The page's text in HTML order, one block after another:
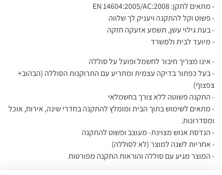
- מתאים לתקן: EN 14604:2005/AC:2008
- פשוט וקל להתקנה ויעניק לך שלווה
- בעת גילוי עשן, תשמע אזעקה חזקה
- מיועד לבית ולמשרד
- אינו מצריך חיבור לחשמל ופועל על סוללה
- בעל כפתור בדיקה עצמית ומתריע עם התרוקנות הסוללה (הבהוב+
צפצוף)
- התקנה פשוטה ללא צורך בחשמלאי
- מתאים לשימוש בתוך הבית ומומלץ להתקנה בחדרי שינה, אירוח, אוכל
ומסדרונות.
- הנדסת אנוש מצוינת- מעוצב ופשוט להתקנה
- אחריות לשנה למוצר (לא לסוללה)
- המוצר מגיע עם סוללה והוראות התקנה מפורטות